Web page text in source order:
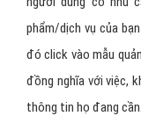
phẩm/dịch vụ của
đó click vào mẫu
đồng nghĩa với việc,
thông tin họ đang cần.